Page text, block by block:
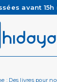
avant 15h
expédiées le
Retrouvez
à partir de 65€
: Des livres pour